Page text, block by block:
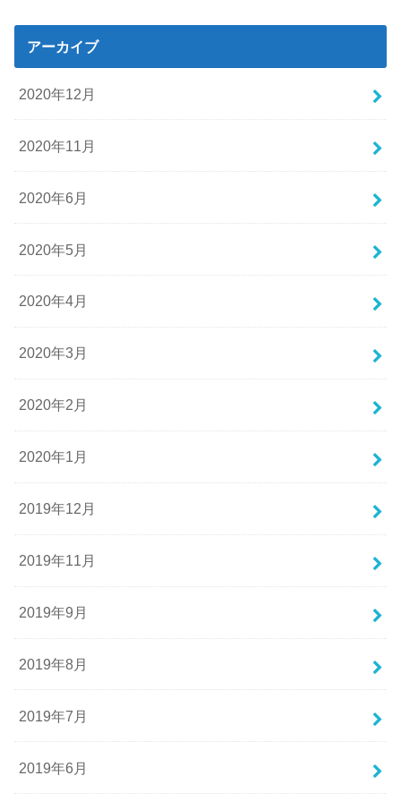
アーカイブ
2020年12月
2020年11月
2020年6月
2020年5月
2020年4月
2020年3月
2020年2月
2020年1月
2019年12月
2019年11月
2019年9月
2019年8月
2019年7月
2019年6月